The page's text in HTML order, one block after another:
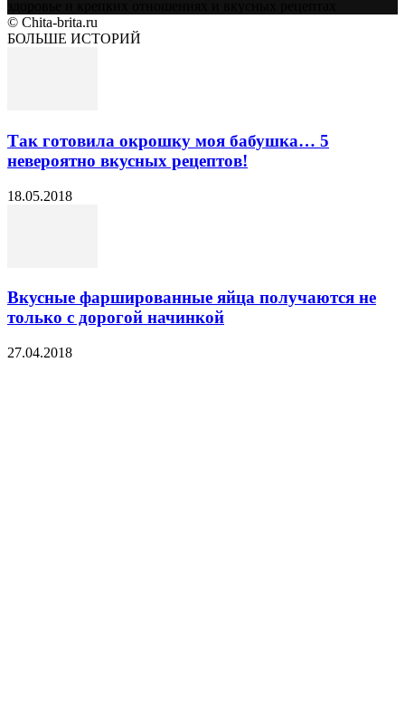
© Chita-brita.ru
БОЛЬШЕ ИСТОРИЙ
Так готовила окрошку моя бабушка… 5
невероятно вкусных рецептов!
18.05.2018
Вкусные фаршированные яйца получаются не
только с дорогой начинкой
27.04.2018